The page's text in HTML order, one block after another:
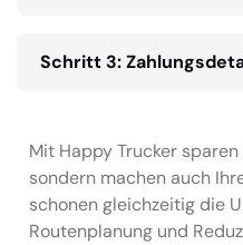
Schritt 3:
Mit Happy Trucker
sondern machen auch
schonen gleichzeitig die
Routenplanung und